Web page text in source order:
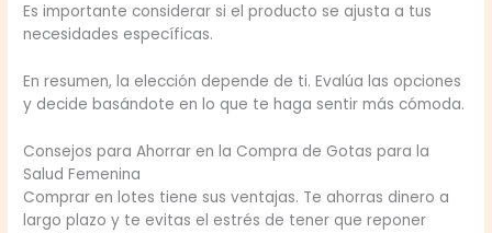
Es importante considerar si el producto se ajusta a tus
necesidades específicas.
En resumen, la elección depende de ti. Evalúa las opciones
y decide basándote en lo que te haga sentir más cómoda.
Consejos para Ahorrar en la Compra de Gotas para la
Salud Femenina
Comprar en lotes tiene sus ventajas. Te ahorras dinero a
largo plazo y te evitas el estrés de tener que reponer